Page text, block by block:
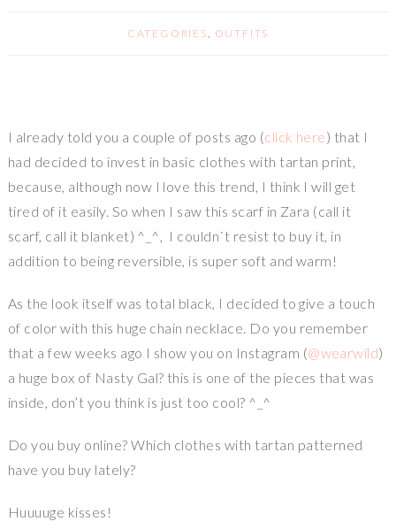
CATEGORIES, OUTFITS
I already told you a couple of posts ago (click here) that I
had decided to invest in basic clothes with tartan print,
because, although now I love this trend, I think I will get
tired of it easily. So when I saw this scarf in Zara (call it
scarf, call it blanket) ^_^, I couldn´t resist to buy it, in
addition to being reversible, is super soft and warm!
As the look itself was total black, I decided to give a touch
of color with this huge chain necklace. Do you remember
that a few weeks ago I show you on Instagram (@wearwild)
a huge box of Nasty Gal? this is one of the pieces that was
inside, don’t you think is just too cool? ^_^
Do you buy online? Which clothes with tartan patterned
have you buy lately?
Huuuuge kisses!